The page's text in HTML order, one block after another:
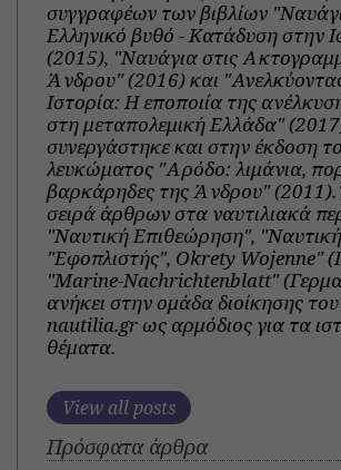
συγγραφέων των βιβλίων
Ελληνικό βυθό - Κατάδυση στην
(2015), "Ναυάγια στις
Άνδρου" (2016) και
Ιστορία: Η εποποιία της
στη μεταπολεμική Ελλάδα"
συνεργάστηκε και στην έκδοση
λευκώματος "Αρόδο: λιμάνια,
βαρκάρηδες της Άνδρου" (2011).
σειρά άρθρων στα ναυτιλιακά
"Ναυτική Επιθεώρηση",
"Εφοπλιστής", Okrety Wojenne"
"Marine-Nachrichtenblatt"
ανήκει στην ομάδα διοίκησης
nautilia.gr ως αρμόδιος για τα
θέματα.
View all posts
Πρόσφατα άρθρα